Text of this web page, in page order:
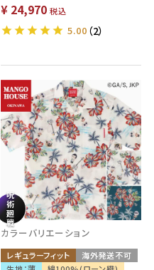
¥ 24,970 税込
5.00 （2）
カラーバリエーション
レギュラーフィット
海外発送不可
呪
術
廻
戦